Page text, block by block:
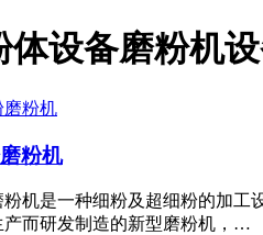
体设备磨粉机
粉机
粉机是一种细粉及超细粉的加工
产而研发制造的新型磨粉机，…